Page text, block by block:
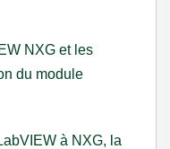
NXG et les
du module
à NXG, la